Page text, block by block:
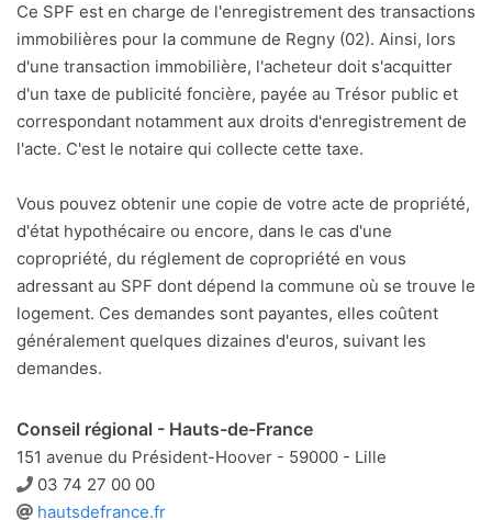
Ce SPF est en charge de l'enregistrement des transactions
immobilières pour la commune de Regny (02). Ainsi, lors
d'une transaction immobilière, l'acheteur doit s'acquitter
d'un taxe de publicité foncière, payée au Trésor public et
correspondant notamment aux droits d'enregistrement de
l'acte. C'est le notaire qui collecte cette taxe.
Vous pouvez obtenir une copie de votre acte de propriété,
d'état hypothécaire ou encore, dans le cas d'une
copropriété, du réglement de copropriété en vous
adressant au SPF dont dépend la commune où se trouve le
logement. Ces demandes sont payantes, elles coûtent
généralement quelques dizaines d'euros, suivant les
demandes.
Conseil régional - Hauts-de-France
151 avenue du Président-Hoover - 59000 - Lille
Téléphone
03 74 27 00 00
Site
hautsdefrance.fr